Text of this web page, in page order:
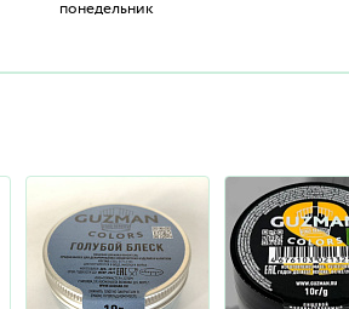
понедельник